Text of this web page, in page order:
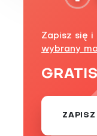
Zapisz się i
wybrany
ZAPISZ